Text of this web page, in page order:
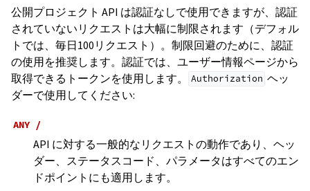
公開プロジェクト API は認証なしで使用できますが、認証
されていないリクエストは大幅に制限されます（デフォル
トでは、毎日100リクエスト）。制限回避のために、認証
の使用を推奨します。認証では、ユーザー情報ページから
取得できるトークンを使用します。
Authorization ヘッ
ダーで使用してください:
ANY /
API に対する一般的なリクエストの動作であり、ヘッ
ダー、ステータスコード、パラメータはすべてのエン
ドポイントにも適用します。